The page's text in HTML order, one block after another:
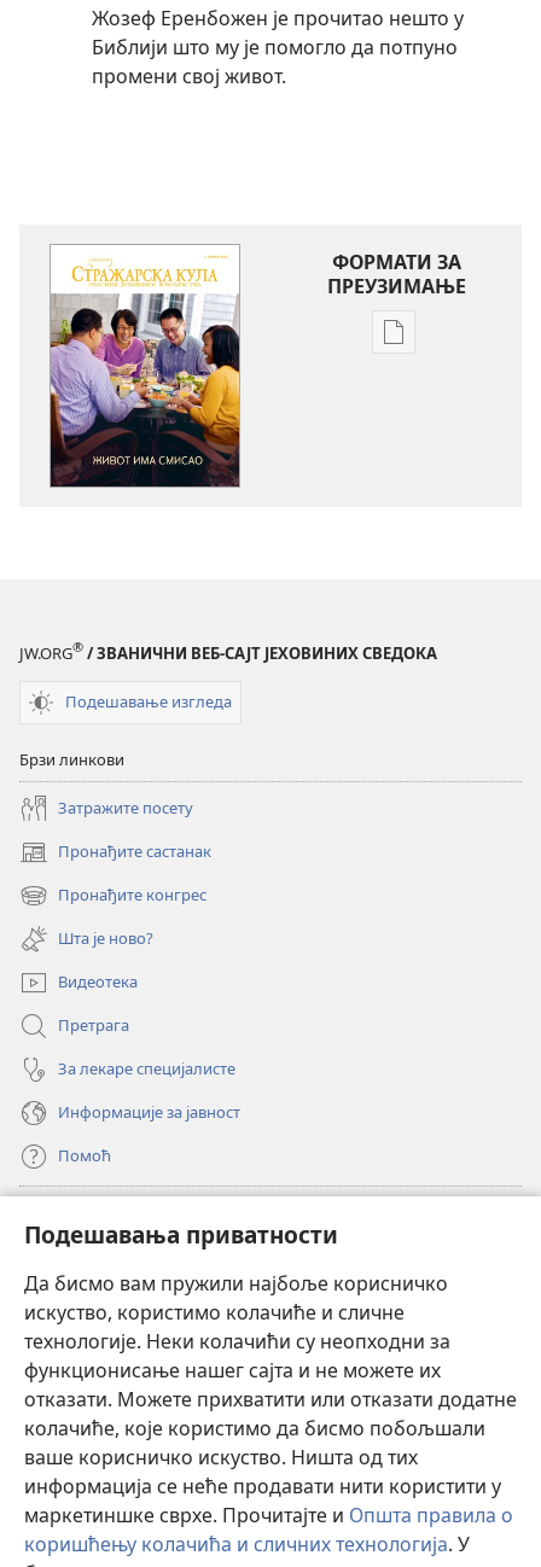
Подешавања приватности
Да бисмо вам пружили најбоље корисничко
искуство, користимо колачиће и сличне
технологије. Неки колачићи су неопходни за
функционисање нашег сајта и не можете их
отказати. Можете прихватити или отказати додатне
колачиће, које користимо да бисмо побољшали
ваше корисничко искуство. Ништа од тих
информација се неће продавати нити користити у
маркетиншке сврхе. Прочитајте и Општа правила о
коришћењу колачића и сличних технологија. У
Жозеф Еренбожен је прочитао нешто у
Библији што му је помогло да потпуно
промени свој живот.
ФОРМАТИ ЗА
ПРЕУЗИМАЊЕ
Формати
JW.ORG® / ЗВАНИЧНИ ВЕБ-САЈТ ЈЕХОВИНИХ СВЕДОКА
Подешавање изгледа
Брзи линкови
Затражите посету
Пронађите састанак
(отвара
нови
прозор)
Пронађите конгрес
(отвара
нови
прозор)
Шта је ново?
Видеотека
Претрага
За лекаре специјалисте
Информације за јавност
Помоћ
(отвара
нови
прозор)ОНЛАЈН БИБЛИОТЕКА Watchtower
(отвара
нови
прозор)JW Hub®
(отвара
нови
прозор)JW Library
Watchtower Library ®